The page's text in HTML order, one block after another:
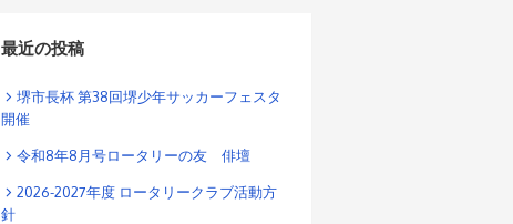
最近の投稿
堺市長杯 第38回堺少年サッカーフェスタ
開催
令和8年8月号ロータリーの友 俳壇
2026-2027年度 ロータリークラブ活動方
針